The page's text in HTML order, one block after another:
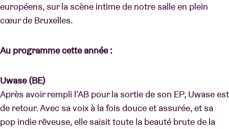
européens, sur la scène intime de notre salle en plein
cœur de Bruxelles.
Au programme cette année :
Uwase (BE)
Après avoir rempli l’AB pour la sortie de son EP, Uwase est
de retour. Avec sa voix à la fois douce et assurée, et sa
pop indie rêveuse, elle saisit toute la beauté brute de la